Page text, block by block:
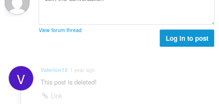
View forum thread
Log in to post
V Valerion13 1 year ago
This post is deleted!
Link